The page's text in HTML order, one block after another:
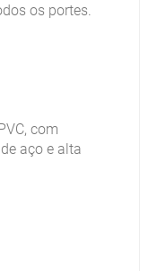
os portes.
com
aço e alta